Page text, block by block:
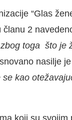
“Glas
2
toga što je
nasilje
kao
koji su